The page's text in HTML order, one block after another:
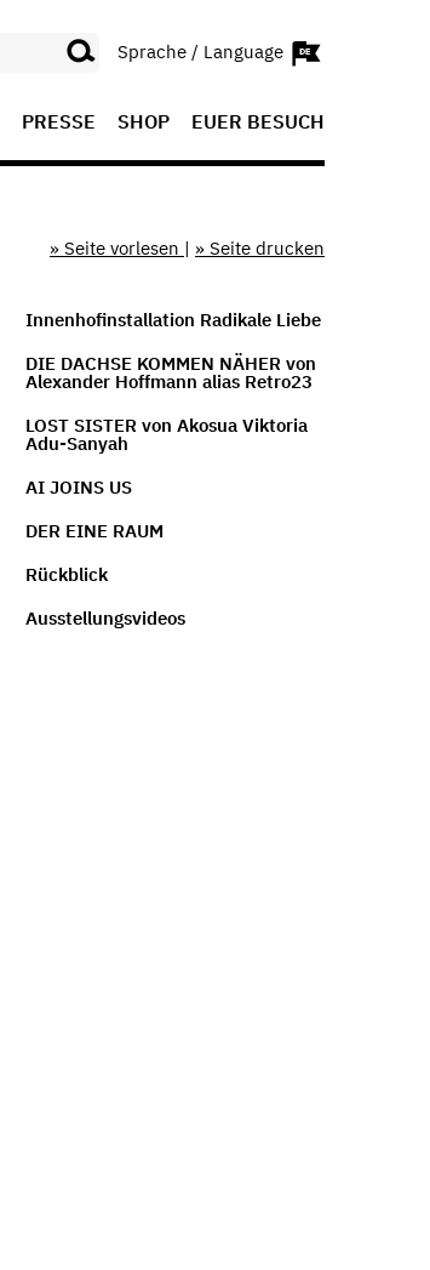
Sprache / Language
PRESSE SHOP EUER BESUCH
» Seite vorlesen | » Seite drucken
Innenhofinstallation Radikale Liebe
DIE DACHSE KOMMEN NÄHER von
Alexander Hoffmann alias Retro23
LOST SISTER von Akosua Viktoria
Adu-Sanyah
AI JOINS US
DER EINE RAUM
Rückblick
Ausstellungsvideos